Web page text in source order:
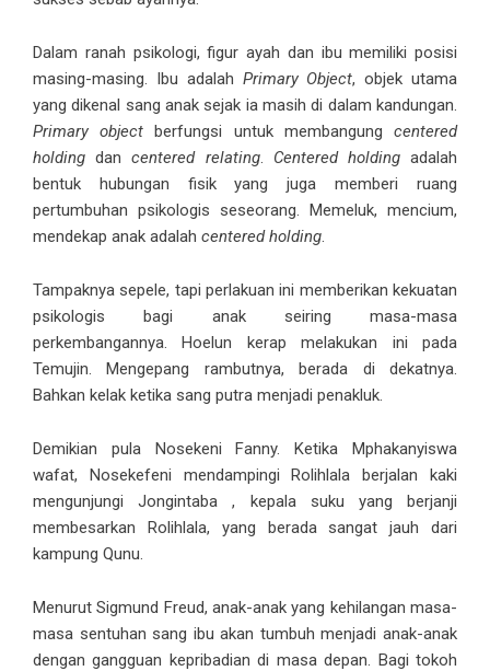
Dalam ranah psikologi, figur ayah dan ibu memiliki posisi
masing-masing. Ibu adalah Primary Object, objek utama
yang dikenal sang anak sejak ia masih di dalam kandungan.
Primary object berfungsi untuk membangungcentered
holding dancentered relating. Centered holdingadalah
bentuk hubungan fisik yang juga memberi ruang
pertumbuhan psikologis seseorang. Memeluk, mencium,
mendekap anak adalah centered holding.
Tampaknya sepele, tapi perlakuan ini memberikan kekuatan
psikologis bagi anak seiring masa-masa
perkembangannya. Hoelun kerap melakukan ini pada
Temujin. Mengepang rambutnya, berada di dekatnya.
Bahkan kelak ketika sang putra menjadi penakluk.
Demikian pula Nosekeni Fanny. Ketika Mphakanyiswa
wafat, Nosekefeni mendampingi Rolihlala berjalan kaki
mengunjungi Jongintaba , kepala suku yang berjanji
membesarkan Rolihlala, yang berada sangat jauh dari
kampung Qunu.
Menurut Sigmund Freud, anak-anak yang kehilangan masa-
masa sentuhan sang ibu akan tumbuh menjadi anak-anak
dengan gangguan kepribadian di masa depan. Bagi tokoh